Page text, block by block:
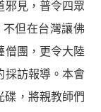
邪見，普令四眾
但在台灣讓佛
僧團，更令大陸
採訪報導。本會
碟，將親教師們